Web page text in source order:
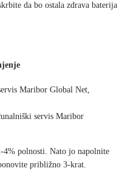
da bo ostala zdrava baterija
servis Maribor
4% polnosti. Nato jo napolnite
približno 3-krat.